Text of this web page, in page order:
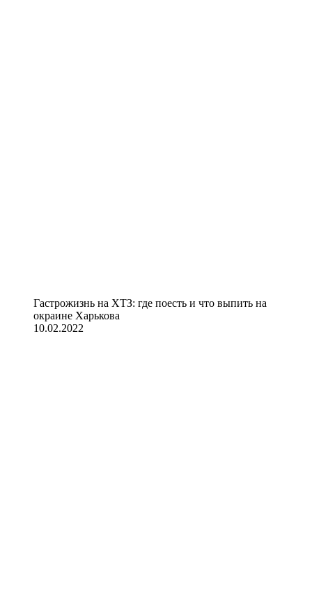
Гастрожизнь на ХТЗ: где поесть и что выпить на
окраине Харькова
10.02.2022